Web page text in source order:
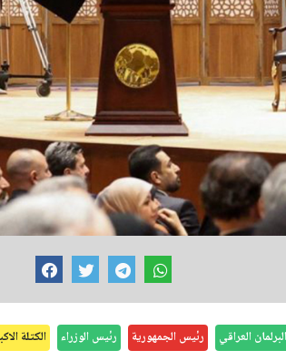
البرلمان العراقي رئيس الجمهورية رئيس الوزراء الكتلة